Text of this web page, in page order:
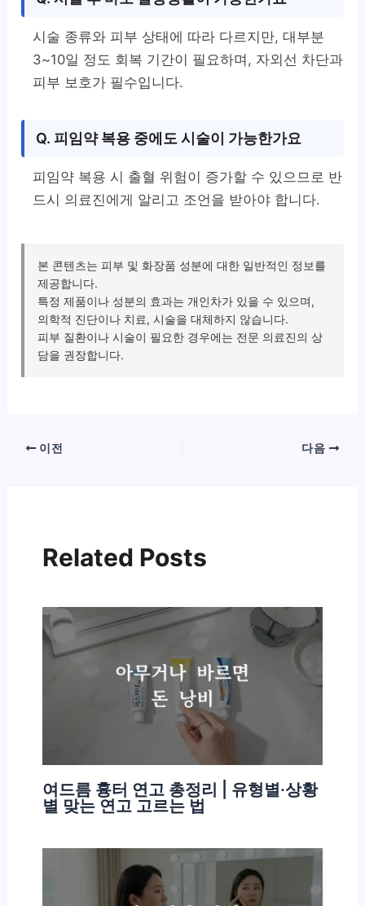
시술 종류와 피부 상태에 따라 다르지만, 대부분
3~10일 정도 회복 기간이 필요하며, 자외선 차단과
피부 보호가 필수입니다.
Q. 피임약 복용 중에도 시술이 가능한가요
피임약 복용 시 출혈 위험이 증가할 수 있으므로 반
드시 의료진에게 알리고 조언을 받아야 합니다.
본 콘텐츠는 피부 및 화장품 성분에 대한 일반적인 정보를
제공합니다.
특정 제품이나 성분의 효과는 개인차가 있을 수 있으며,
의학적 진단이나 치료, 시술을 대체하지 않습니다.
피부 질환이나 시술이 필요한 경우에는 전문 의료진의 상
담을 권장합니다.
이전 다음
Related Posts
여드름 흉터 연고 총정리 | 유형별·상황
별 맞는 연고 고르는 법